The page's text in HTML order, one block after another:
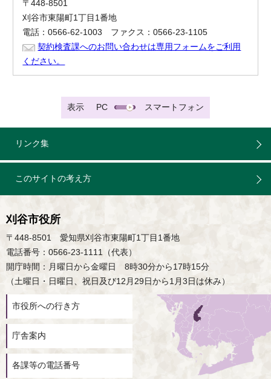
〒448-8501
刈谷市東陽町1丁目1番地
電話：0566-62-1003 ファクス：0566-23-1105
契約検査課へのお問い合わせは専用フォームをご利用
ください。
表示 PC スマートフォン
リンク集
このサイトの考え方
刈谷市役所
〒448-8501 愛知県刈谷市東陽町1丁目1番地
電話番号：0566-23-1111（代表）
開庁時間：月曜日から金曜日 8時30分から17時15分
（土曜日・日曜日、祝日及び12月29日から1月3日は休み）
市役所への行き方
庁舎案内
各課等の電話番号